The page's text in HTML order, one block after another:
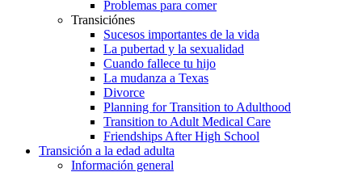
Problemas para comer
Transiciónes
Sucesos importantes de la vida
La pubertad y la sexualidad
Cuando fallece tu hijo
La mudanza a Texas
Divorce
Planning for Transition to Adulthood
Transition to Adult Medical Care
Friendships After High School
Transición a la edad adulta
Información general